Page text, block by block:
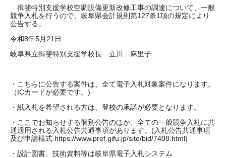
揖斐特別支援学校空調設備更新改修工事の調達について、一般
競争入札を行うので、岐阜県会計規則第127条1項の規定により
公告する。
令和8年5月21日
岐阜県立揖斐特別支援学校長 立川 麻里子
・こちらに公告する案件は、全て電子入札対象案件になります。
（ICカードが必要です。)
・紙入札を希望される方は、登校の承諾が必要となります。
・ここでお知らせする個別公告のほか、全ての一般競争入札に共
通適用される入札公告共通事項があります。(入札公告共通事項
及び申請様式 https://www.pref.gifu.jp/site/bid/7408.html)
・設計図書、技術資料等は岐阜県電子入札システム